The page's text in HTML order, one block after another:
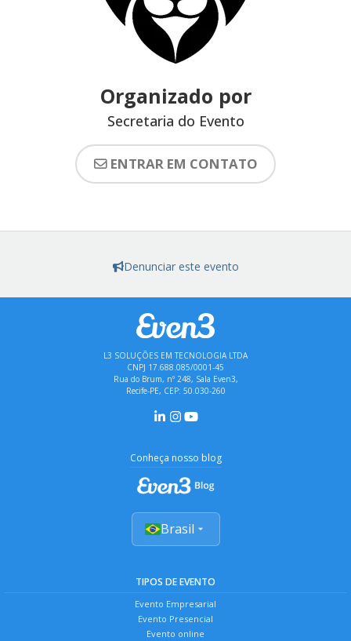
Organizado por
Secretaria do Evento
ENTRAR EM CONTATO
Denunciar este evento
L3 SOLUÇÕES EM TECNOLOGIA LTDA
CNPJ 17.688.085/0001-45
Rua do Brum, nº 248, Sala Even3,
Recife-PE, CEP: 50.030-260
Conheça nosso blog
Brasil
TIPOS DE EVENTO
Evento Empresarial
Evento Presencial
Evento online